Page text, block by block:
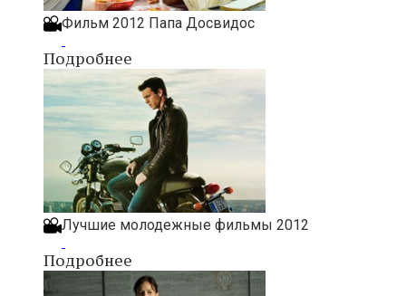
Фильм 2012 Папа Досвидос
Подробнее
Лучшие молодежные фильмы 2012
Подробнее